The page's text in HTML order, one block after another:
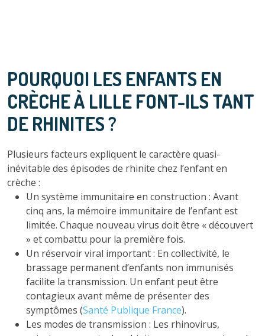
POURQUOI LES ENFANTS EN
CRÈCHE À LILLE FONT-ILS TANT
DE RHINITES ?
Plusieurs facteurs expliquent le caractère quasi-
inévitable des épisodes de rhinite chez l’enfant en
crèche :
Un système immunitaire en construction : Avant
cinq ans, la mémoire immunitaire de l’enfant est
limitée. Chaque nouveau virus doit être « découvert
» et combattu pour la première fois.
Un réservoir viral important : En collectivité, le
brassage permanent d’enfants non immunisés
facilite la transmission. Un enfant peut être
contagieux avant même de présenter des
symptômes (Santé Publique France).
Les modes de transmission : Les rhinovirus,